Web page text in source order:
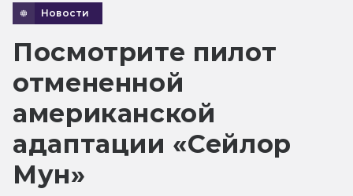
Новости
Посмотрите пилот
отмененной
американской
адаптации «Сейлор
Мун»